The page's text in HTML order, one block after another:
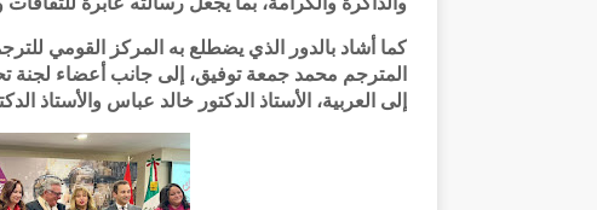
كما أشاد بالدور الذي يضطلع به المركز القومي
المترجم محمد جمعة توفيق، إلى جانب أعضاء لجنة
إلى العربية، الأستاذ الدكتور خالد عباس والأستاذ